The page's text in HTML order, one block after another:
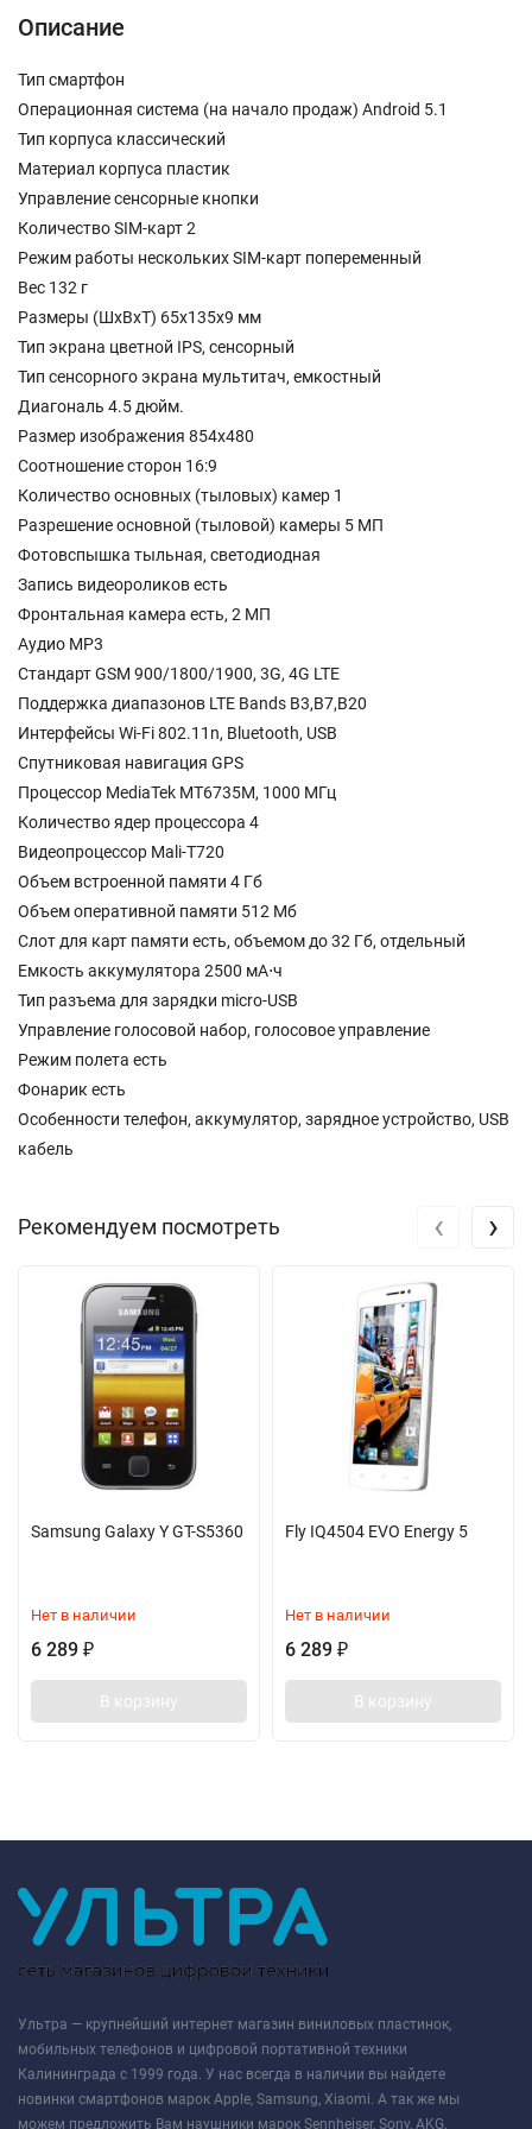
Описание
Тип смартфон
Операционная система (на начало продаж) Android 5.1
Тип корпуса классический
Материал корпуса пластик
Управление сенсорные кнопки
Количество SIM-карт 2
Режим работы нескольких SIM-карт попеременный
Вес 132 г
Размеры (ШxВxТ) 65x135x9 мм
Тип экрана цветной IPS, сенсорный
Тип сенсорного экрана мультитач, емкостный
Диагональ 4.5 дюйм.
Размер изображения 854x480
Соотношение сторон 16:9
Количество основных (тыловых) камер 1
Разрешение основной (тыловой) камеры 5 МП
Фотовспышка тыльная, светодиодная
Запись видеороликов есть
Фронтальная камера есть, 2 МП
Аудио MP3
Стандарт GSM 900/1800/1900, 3G, 4G LTE
Поддержка диапазонов LTE Bands B3,B7,B20
Интерфейсы Wi-Fi 802.11n, Bluetooth, USB
Спутниковая навигация GPS
Процессор MediaTek MT6735M, 1000 МГц
Количество ядер процессора 4
Видеопроцессор Mali-T720
Объем встроенной памяти 4 Гб
Объем оперативной памяти 512 Мб
Слот для карт памяти есть, объемом до 32 Гб, отдельный
Емкость аккумулятора 2500 мА⋅ч
Тип разъема для зарядки micro-USB
Управление голосовой набор, голосовое управление
Режим полета есть
Фонарик есть
Особенности телефон, аккумулятор, зарядное устройство, USB
кабель
Рекомендуем посмотреть
Samsung Galaxy Y GT-S5360
Нет в наличии
6 289 ₽
В корзину
Fly IQ4504 EVO Energy 5
Нет в наличии
6 289 ₽
В корзину
‹ ›
Ультра — крупнейший интернет магазин виниловых пластинок,
мобильных телефонов и цифровой портативной техники
Калининграда с 1999 года. У нас всегда в наличии вы найдете
новинки смартфонов марок Apple, Samsung, Xiaomi. А так же мы
можем предложить Вам наушники марок Sennheiser, Sony, AKG,